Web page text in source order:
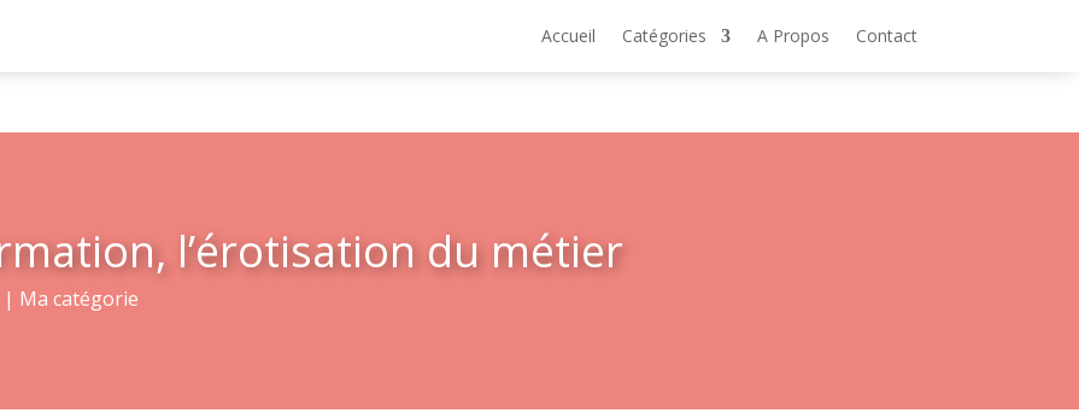
Accueil Catégories A Propos Contact
l’érotisation du métier
| Ma catégorie